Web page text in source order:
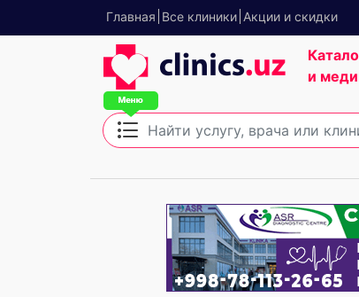
Главная Все клиники Акции и скидки
и